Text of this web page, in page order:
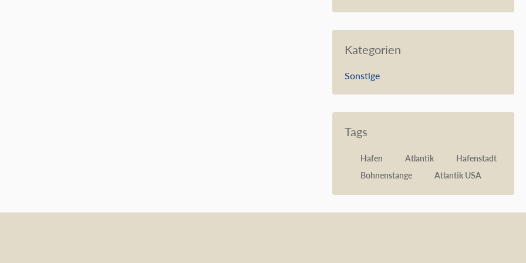
Kategorien
Sonstige
Tags
Hafen Atlantik
Hafenstadt
Bohnenstange
Atlantik USA